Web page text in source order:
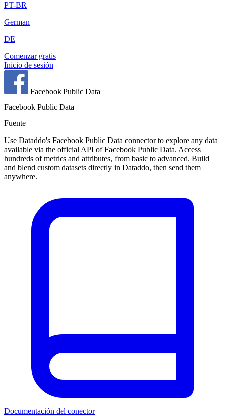
PT-BR
German
DE
Comenzar gratis
Inicio de sesión
Facebook Public Data
Facebook Public Data
Fuente
Use Dataddo's Facebook Public Data connector to explore any data
available via the official API of Facebook Public Data. Access
hundreds of metrics and attributes, from basic to advanced. Build
and blend custom datasets directly in Dataddo, then send them
anywhere.
Documentación del conector